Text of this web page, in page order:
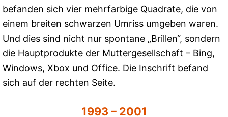
befanden sich vier mehrfarbige Quadrate, die von
einem breiten schwarzen Umriss umgeben waren.
Und dies sind nicht nur spontane „Brillen“, sondern
die Hauptprodukte der Muttergesellschaft – Bing,
Windows, Xbox und Office. Die Inschrift befand
sich auf der rechten Seite.
1993 – 2001